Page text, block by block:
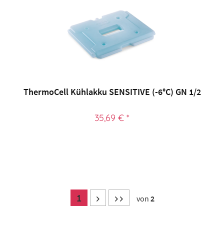
ThermoCell Kühlakku SENSITIVE (-6°C) GN 1/2
35,69 € *
1 von 2